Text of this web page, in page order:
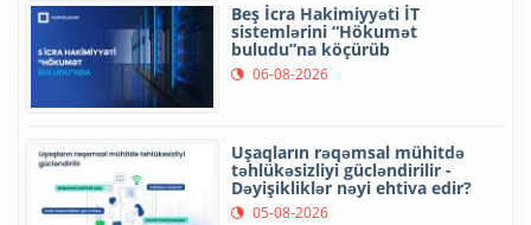
Beş İcra Hakimiyyəti İT
sistemlərini “Hökumət
buludu”na köçürüb
06-08-2026
Uşaqların rəqəmsal mühitdə
təhlükəsizliyi gücləndirilir -
Dəyişikliklər nəyi ehtiva edir?
05-08-2026